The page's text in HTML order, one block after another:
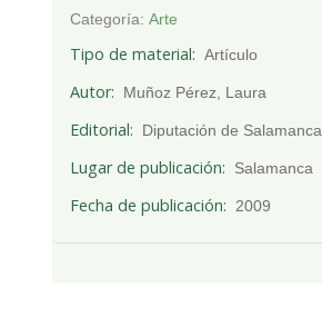
Categoría: Arte
Tipo de material Artículo
Autor Muñoz Pérez, Laura
Editorial Diputación de Salamanca
Lugar de publicación Salamanca
Fecha de publicación 2009